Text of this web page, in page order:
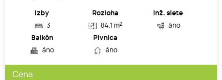
Izby
3
Rozloha
84.1 m2
Inž. siete
áno
Balkón
áno
Pivnica
áno
Cena